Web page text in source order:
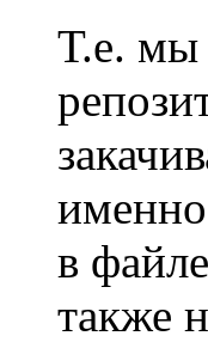
Т.е. мы
в
также